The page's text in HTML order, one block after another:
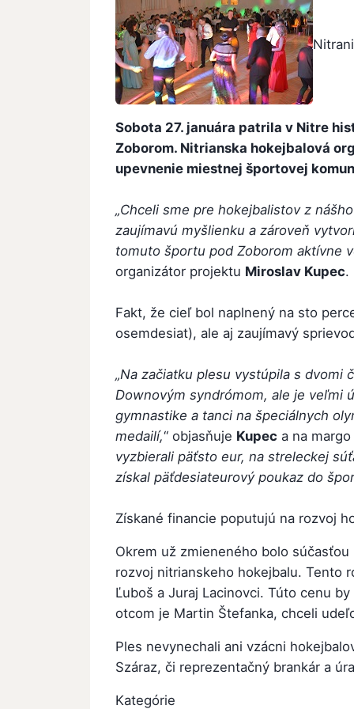
Sobota 27. januára patrila v Nitre
Zoborom. Nitrianska hokejbalová
upevnenie miestnej športovej
„Chceli sme pre hokejbalistov z
zaujímavú myšlienku a zároveň
tomuto športu pod Zoborom aktívne
organizátor projektu Miroslav Kupec.
Fakt, že cieľ bol naplnený na sto
osemdesiat), ale aj zaujímavý
„Na začiatku plesu vystúpila s dvomi
Downovým syndrómom, ale je veľmi
gymnastike a tanci na špeciálnych
medailí,“ objasňuje Kupec a na
vyzbierali päťsto eur, na streleckej
získal päťdesiateurový poukaz do
Získané financie poputujú na rozvoj
Okrem už zmieneného bolo
rozvoj nitrianskeho hokejbalu. Tento
Ľuboš a Juraj Lacinovci. Túto cenu
otcom je Martin Štefanka, chceli
Ples nevynechali ani vzácni
Száraz, či reprezentačný brankár a
Kategórie